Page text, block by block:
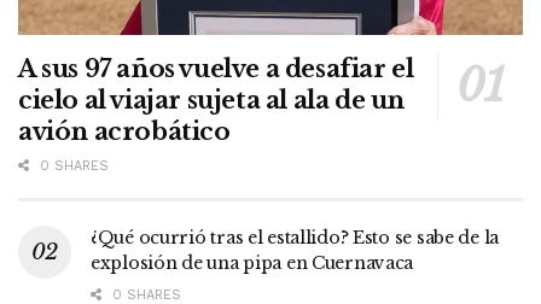
A sus 97 años vuelve a desafiar el
cielo al viajar sujeta al ala de un
avión acrobático
0 SHARES
¿Qué ocurrió tras el estallido? Esto se sabe de la
explosión de una pipa en Cuernavaca
0 SHARES